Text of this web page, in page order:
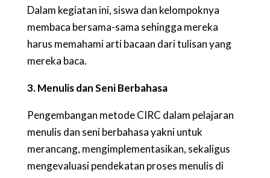
Dalam kegiatan ini, siswa dan kelompoknya
membaca bersama-sama sehingga mereka
harus memahami arti bacaan dari tulisan yang
mereka baca.
3. Menulis dan Seni Berbahasa
Pengembangan metode CIRC dalam pelajaran
menulis dan seni berbahasa yakni untuk
merancang, mengimplementasikan, sekaligus
mengevaluasi pendekatan proses menulis di